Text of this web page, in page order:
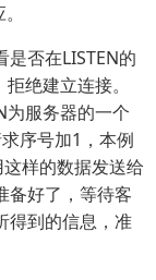
否在LISTEN的
绝建立连接。
为服务器的一个
序号加1，本例
样的数据发送给
备好了，等待客
得到的信息，准